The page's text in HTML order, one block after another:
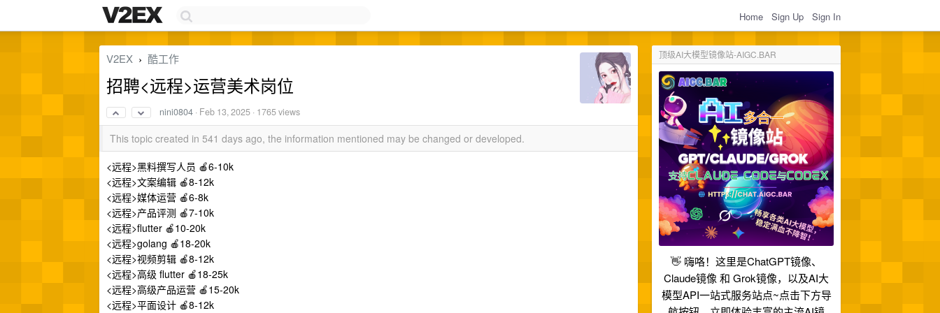
Home Sign Up Sign In
顶级AI大模型镜像站-AIGC.BAR
👋 嗨咯！这里是ChatGPT镜像、
Claude镜像 和 Grok镜像，以及AI大
模型API一站式服务站点~点击下方导
V2EX › 酷工作
招聘<远程>运营美术岗位
nini0804 · Feb 13, 2025 · 1765 views
This topic created in 541 days ago, the information mentioned may be changed or developed.
<远程>黑料撰写人员 🍎6-10k
<远程>文案编辑 🍎8-12k
<远程>媒体运营 🍎6-8k
<远程>产品评测 🍎7-10k
<远程>flutter 🍎10-20k
<远程>golang 🍎18-20k
<远程>视频剪辑 🍎8-12k
<远程>高级 flutter 🍎18-25k
<远程>高级产品运营 🍎15-20k
<远程>平面设计 🍎8-12k